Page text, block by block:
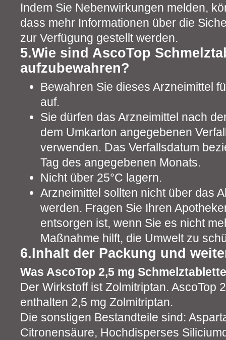
Indem Sie Nebenwirkungen melden,
dass mehr Informationen über die
zur Verfügung gestellt werden.
5.Wie sind AscoTop
aufzubewahren?
Bewahren Sie dieses Arzneimittel
auf.
Sie dürfen das Arzneimittel nach
dem Umkarton angegebenen
verwenden. Das Verfallsdatum
Tag des angegebenen Monats.
Nicht über 25°C lagern.
Arzneimittel sollten nicht über das
werden. Fragen Sie Ihren
entsorgen ist, wenn Sie es nicht
Maßnahme hilft, die Umwelt zu
6.Inhalt der Packung und
Was AscoTop 2,5 mg
Der Wirkstoff ist Zolmitriptan. AscoTop
enthalten 2,5 mg Zolmitriptan.
Die sonstigen Bestandteile sind:
Citronensäure, Hochdisperses